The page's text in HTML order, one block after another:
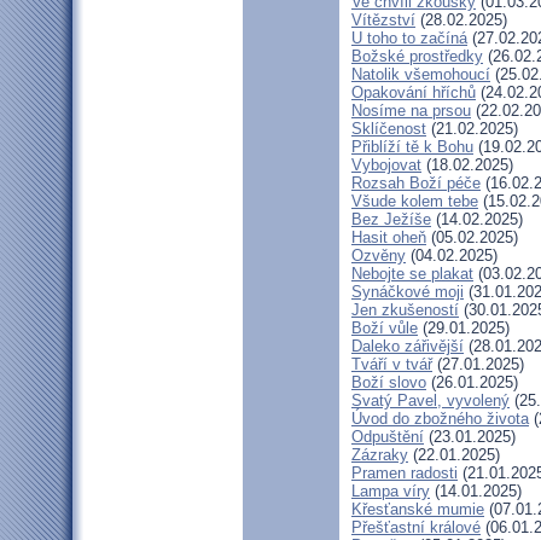
Vítězství (28.02.2025)
U toho to začíná
Božské prostředky
Natolik všemohoucí
Opakování hříchů
Nosíme na prsou
Sklíčenost (21.02.2025)
Přiblíží tě k Bohu
Vybojovat (18.02.2025)
Rozsah Boží péče
Všude kolem tebe
Bez Ježíše (14.02.2025)
Hasit oheň (05.02.2025)
Ozvěny (04.02.2025)
Nebojte se plakat
Synáčkové moji
Jen zkušeností
Boží vůle (29.01.2025)
Daleko zářivější
Tváří v tvář(27.01.2025)
Boží slovo (26.01.2025)
Svatý Pavel, vyvolený
Úvod do zbožného života
Odpuštění (23.01.2025)
Zázraky (22.01.2025)
Pramen radosti
Lampa víry (14.01.2025)
Křesťanské mumie
Přešťastní králové